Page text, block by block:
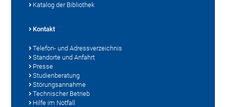
Katalog der Bibliothek
Kontakt
Telefon- und Adressverzeichnis
Standorte und Anfahrt
Presse
Studienberatung
Störungsannahme
Technischer Betrieb
Hilfe im Notfall